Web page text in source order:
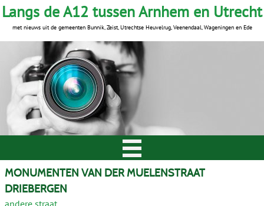
MONUMENTEN VAN DER MUELENSTRAAT
DRIEBERGEN
andere straat
Langs de A12 tussen Arnhem en Utrecht
met nieuws uit de gemeenten Bunnik, Zeist, Utrechtse Heuvelrug, Veenendaal, Wageningen en Ede